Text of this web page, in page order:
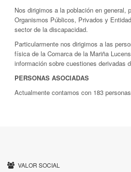
Nos dirigimos a la población en general,
Organismos Públicos, Privados y
sector de la discapacidad.
Particularmente nos dirigimos a las
física de la Comarca de la Mariña
información sobre cuestiones derivadas
PERSONAS ASOCIADAS
Actualmente contamos con 183
VALOR SOCIAL